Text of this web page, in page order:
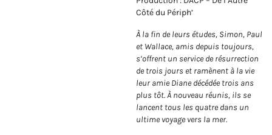
Côté du Périph’
À la fin de leurs études, Simon, Paul
et Wallace, amis depuis toujours,
s’offrent un service de résurrection
de trois jours et ramènent à la vie
leur amie Diane décédée trois ans
plus tôt. À nouveau réunis, ils se
lancent tous les quatre dans un
ultime voyage vers la mer.